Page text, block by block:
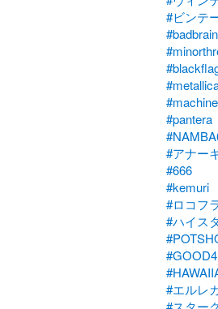
#ビンテ
#pantera
#アナー
#666
#kemuri
#ロコフ
#ハイス
#エルレ